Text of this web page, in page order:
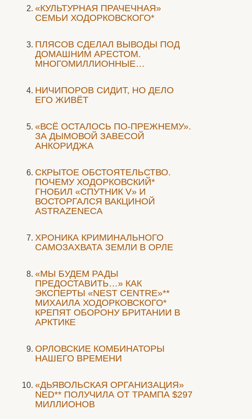
«КУЛЬТУРНАЯ ПРАЧЕЧНАЯ»
СЕМЬИ ХОДОРКОВСКОГО*
ПЛЯСОВ СДЕЛАЛ ВЫВОДЫ ПОД
ДОМАШНИМ АРЕСТОМ.
МНОГОМИЛЛИОННЫЕ…
НИЧИПОРОВ СИДИТ, НО ДЕЛО
ЕГО ЖИВЁТ
«ВСЁ ОСТАЛОСЬ ПО-ПРЕЖНЕМУ».
ЗА ДЫМОВОЙ ЗАВЕСОЙ
АНКОРИДЖА
СКРЫТОЕ ОБСТОЯТЕЛЬСТВО.
ПОЧЕМУ ХОДОРКОВСКИЙ*
ГНОБИЛ «СПУТНИК V» И
ВОСТОРГАЛСЯ ВАКЦИНОЙ
ASTRAZENECA
ХРОНИКА КРИМИНАЛЬНОГО
САМОЗАХВАТА ЗЕМЛИ В ОРЛЕ
«МЫ БУДЕМ РАДЫ
ПРЕДОСТАВИТЬ…» КАК
ЭКСПЕРТЫ «NEST CENTRE»**
МИХАИЛА ХОДОРКОВСКОГО*
КРЕПЯТ ОБОРОНУ БРИТАНИИ В
АРКТИКЕ
ОРЛОВСКИЕ КОМБИНАТОРЫ
НАШЕГО ВРЕМЕНИ
«ДЬЯВОЛЬСКАЯ ОРГАНИЗАЦИЯ»
NED** ПОЛУЧИЛА ОТ ТРАМПА $297
МИЛЛИОНОВ